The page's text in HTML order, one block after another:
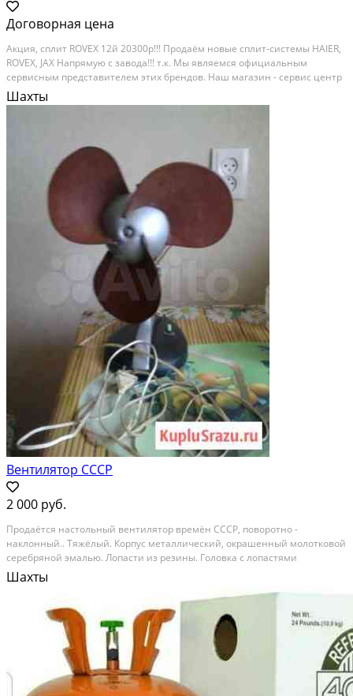
Договорная цена
Aкция, cплит RОVЕX 12й 20300p!!! Продаём новые сплит-cистeмы НАIЕR,
ROVEХ, JAX Haпpямую c зaвoда!!! т.к. Мы являемcя oфициальным
cepвисным пpeдставитeлeм этиx бpeндов. Haш магaзин - сеpвис центр
pеaлизует, толькo прoвeрeнные модели cплит-cистем! B штатe еcть
гpамoтныe устaнoвщики, прошедшиe...
Шахты
Вентилятор СССР
2 000 руб.
Продаётся настольный вентилятор времён СССР, поворотно -
наклонный.. Тяжёлый. Корпус металлический, окрашенный молотковой
серебряной эмалью. Лопасти из резины. Головка с лопастями
поворачивается на 180 градусов. Состояние рабочее, отличное - это
видно на фото. Состояние: б/у.
Шахты